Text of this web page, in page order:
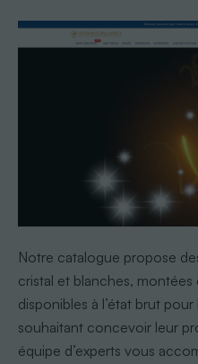
Notre catalogue propose
cristal et blanches,
disponibles à l’état brut
souhaitant concevoir leur
équipe d’experts vous